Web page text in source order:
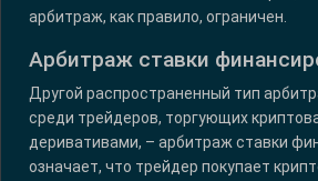
арбитраж, как правило, ограничен.
Арбитраж ставки
Другой распространенный тип
среди трейдеров, торгующих
деривативами, – арбитраж ставки
означает, что трейдер покупает